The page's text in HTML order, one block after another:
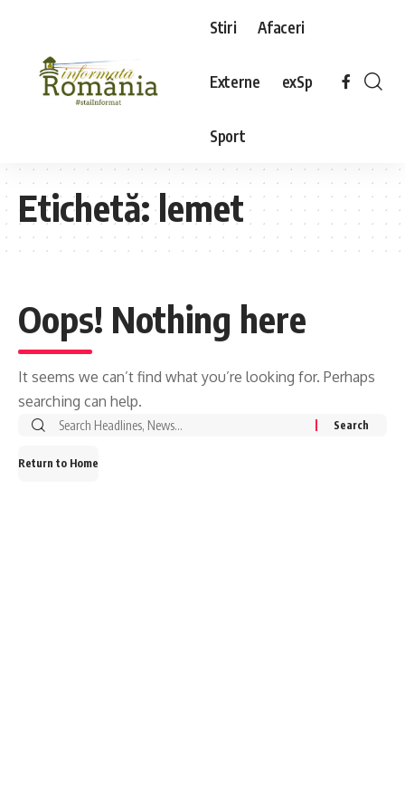
Stiri Afaceri
Externe exSp
Sport
Etichetă:lemet
Oops! Nothing here
It seems we can’t find what you’re looking for. Perhaps
searching can help.
Search
Return to Home